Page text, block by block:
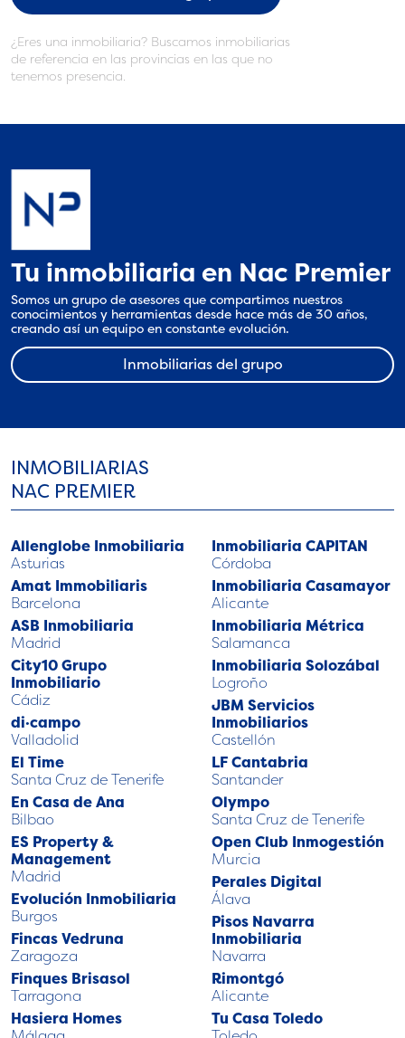
¿Eres una inmobiliaria? Buscamos inmobiliarias
de referencia en las provincias en las que no
tenemos presencia.
Tu inmobiliaria en Nac Premier
Somos un grupo de asesores que compartimos nuestros
conocimientos y herramientas desde hace más de 30 años,
creando así un equipo en constante evolución.
Inmobiliarias del grupo
INMOBILIARIAS
NAC PREMIER
Allenglobe Inmobiliaria
Asturias
Amat Immobiliaris
Barcelona
ASB Inmobiliaria
Madrid
City10 Grupo
Inmobiliario
Cádiz
di·campo
Valladolid
El Time
Santa Cruz de Tenerife
En Casa de Ana
Bilbao
ES Property &
Management
Madrid
Evolución Inmobiliaria
Burgos
Fincas Vedruna
Zaragoza
Finques Brisasol
Tarragona
Hasiera Homes
Inmobiliaria CAPITAN
Córdoba
Inmobiliaria Casamayor
Alicante
Inmobiliaria Métrica
Salamanca
Inmobiliaria Solozábal
Logroño
JBM Servicios
Inmobiliarios
Castellón
LF Cantabria
Santander
Olympo
Santa Cruz de Tenerife
Open Club Inmogestión
Murcia
Perales Digital
Álava
Pisos Navarra
Inmobiliaria
Navarra
Rimontgó
Alicante
Tu Casa Toledo